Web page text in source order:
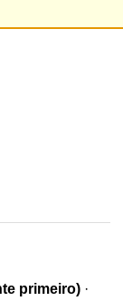
primeiro) ·